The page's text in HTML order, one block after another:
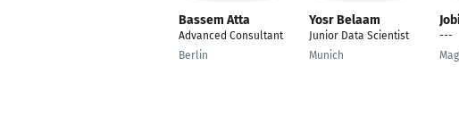
Bassem Atta
Advanced Consultant
Berlin
Yosr Belaam
Junior Data Scientist
Munich
---